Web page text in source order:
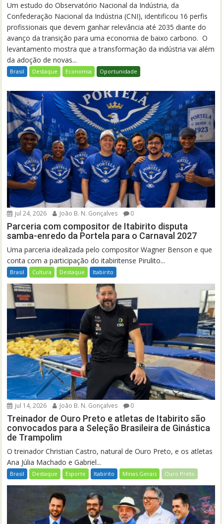
Um estudo do Observatório Nacional da Indústria, da
Confederação Nacional da Indústria (CNI), identificou 16 perfis
profissionais que devem ganhar relevância até 2035 diante do
avanço da transição para uma economia de baixo carbono. O
levantamento mostra que a transformação da indústria vai além
da adoção de novas...
Brasil Destaque Economia Oportunidade
jul 24, 2026 João B. N. Gonçalves 0
Parceria com compositor de Itabirito disputa
samba-enredo da Portela para o Carnaval 2027
Uma parceria idealizada pelo compositor Wagner Benson e que
conta com a participação do itabiritense Pirulito...
Brasil Cultura Destaque Itabirito
jul 14, 2026 João B. N. Gonçalves 0
Treinador de Ouro Preto e atletas de Itabirito são
convocados para a Seleção Brasileira de Ginástica
de Trampolim
O treinador Christian Castro, natural de Ouro Preto, e os atletas
Ana Júlia Machado e Gabriel...
Brasil Destaque Esporte Itabirito Minas Gerais Ouro Preto